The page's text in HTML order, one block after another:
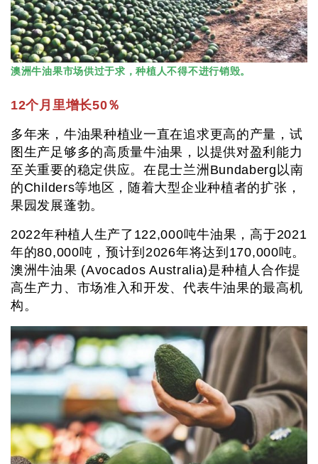
澳洲牛油果市场供过于求，种植人不得不进行销毁。
12个月里增长50％
多年来，牛油果种植业一直在追求更高的产量，试
图生产足够多的高质量牛油果，以提供对盈利能力
至关重要的稳定供应。在昆士兰洲Bundaberg以南
的Childers等地区，随着大型企业种植者的扩张，
果园发展蓬勃。
2022年种植人生产了122,000吨牛油果，高于2021
年的80,000吨，预计到2026年将达到170,000吨。
澳洲牛油果 (Avocados Australia)是种植人合作提
高生产力、市场准入和开发、代表牛油果的最高机
构。